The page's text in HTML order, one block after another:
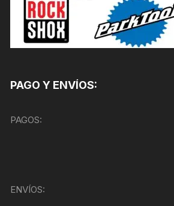
PAGO Y ENVÍOS:
PAGOS:
ENVÍOS: